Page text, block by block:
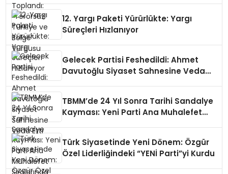
12. Yargı Paketi Yürürlükte: Yargı
Süreçleri Hızlanıyor
Gelecek Partisi Feshedildi: Ahmet
Davutoğlu Siyaset Sahnesine Veda
TBMM’de 24 Yıl Sonra Tarihi Sandalye
Kayması: Yeni Parti Ana Muhalefet
Türk Siyasetinde Yeni Dönem: Özgür
Özel Liderliğindeki “YENİ Parti”yi Kurdu